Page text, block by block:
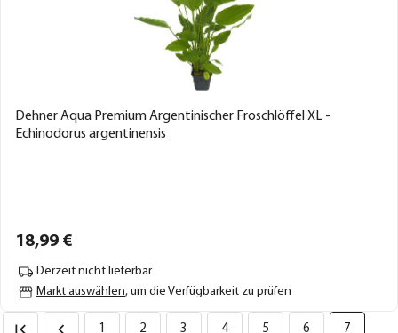
Dehner Aqua Premium Argentinischer Froschlöffel XL -
Echinodorus argentinensis
18,99 €
Derzeit nicht lieferbar
Markt auswählen, um die Verfügbarkeit zu prüfen
1 2 3 4 5 6 7